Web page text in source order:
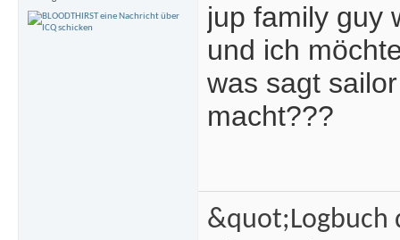
jup family guy
und ich
was sagt
macht???
&quot;Logbuch